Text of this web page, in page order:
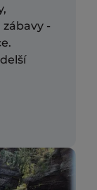
-